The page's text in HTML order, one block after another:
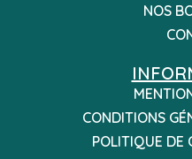
NOS
CONDITIONS
POLITIQUE DE